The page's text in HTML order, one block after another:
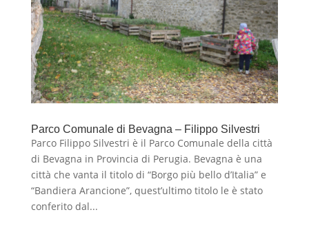
Parco Comunale di Bevagna – Filippo Silvestri
Parco Filippo Silvestri è il Parco Comunale della città
di Bevagna in Provincia di Perugia. Bevagna è una
città che vanta il titolo di “Borgo più bello d’Italia” e
“Bandiera Arancione”, quest’ultimo titolo le è stato
conferito dal...